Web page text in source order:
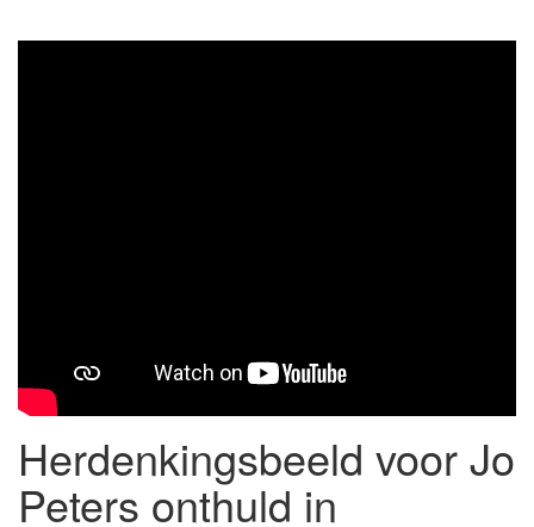
Herdenkingsbeeld voor Jo
Peters onthuld in